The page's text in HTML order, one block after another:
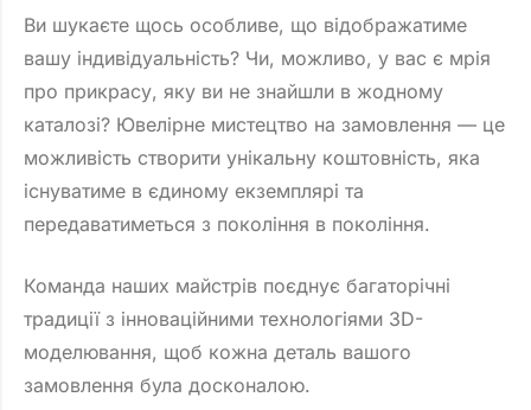
Ви шукаєте щось особливе, що відображатиме
вашу індивідуальність? Чи, можливо, у вас є мрія
про прикрасу, яку ви не знайшли в жодному
каталозі? Ювелірне мистецтво на замовлення — це
можливість створити унікальну коштовність, яка
існуватиме в єдиному екземплярі та
передаватиметься з покоління в покоління.
Команда наших майстрів поєднує багаторічні
традиції з інноваційними технологіями 3D-
моделювання, щоб кожна деталь вашого
замовлення була досконалою.